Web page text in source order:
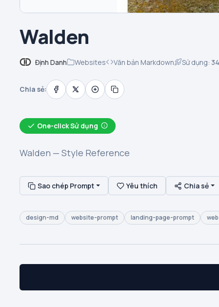
Walden
Định Danh Websites Văn bản Markdown Sử dụng: 34
Chia sẻ:
One-click Sử dụng
Walden — Style Reference
Sao chép Prompt Yêu thích Chia sẻ
design-md website-prompt landing-page-prompt